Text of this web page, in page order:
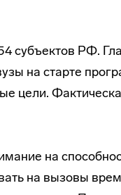
субъектов РФ.
на старте
цели.
на
на вызовы